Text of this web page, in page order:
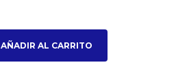
AÑADIR AL CARRITO